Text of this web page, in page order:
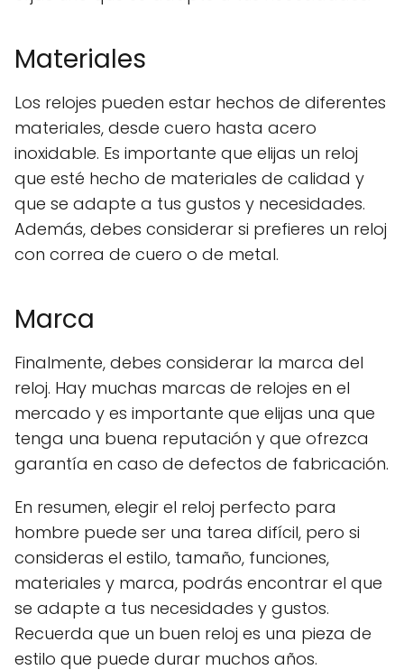
Materiales
Los relojes pueden estar hechos de diferentes
materiales, desde cuero hasta acero
inoxidable. Es importante que elijas un reloj
que esté hecho de materiales de calidad y
que se adapte a tus gustos y necesidades.
Además, debes considerar si prefieres un reloj
con correa de cuero o de metal.
Marca
Finalmente, debes considerar la marca del
reloj. Hay muchas marcas de relojes en el
mercado y es importante que elijas una que
tenga una buena reputación y que ofrezca
garantía en caso de defectos de fabricación.
En resumen, elegir el reloj perfecto para
hombre puede ser una tarea difícil, pero si
consideras el estilo, tamaño, funciones,
materiales y marca, podrás encontrar el que
se adapte a tus necesidades y gustos.
Recuerda que un buen reloj es una pieza de
estilo que puede durar muchos años.